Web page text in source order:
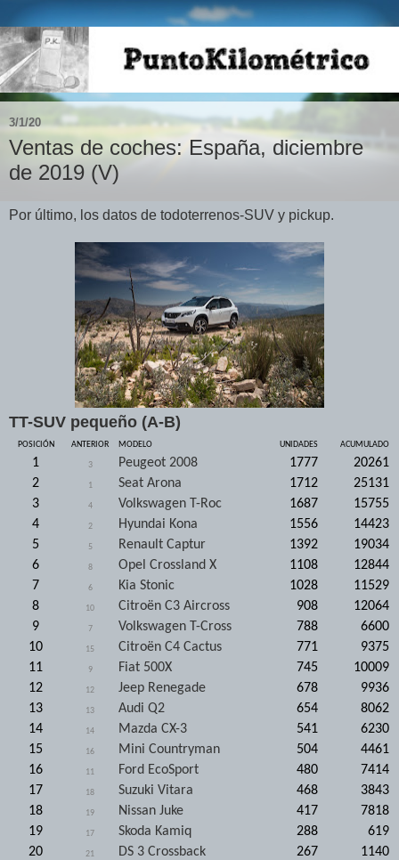
3/1/20
Ventas de coches: España, diciembre
de 2019 (V)
Por último, los datos de todoterrenos-SUV y pickup.
TT-SUV pequeño (A-B)
POSICIÓN ANTERIOR MODELO UNIDADES ACUMULADO
1 3 Peugeot 2008 1777
20261
2
1 Seat Arona 1712
25131
3
4 Volkswagen T-Roc 1687
15755
4
2 Hyundai Kona 1556
14423
5
5 Renault Captur 1392
19034
6
8 Opel Crossland X 1108
12844
7
6 Kia Stonic 1028
11529
8
10 Citroën C3 Aircross 908
12064
9
7 Volkswagen T-Cross 788
6600
10
15 Citroën C4 Cactus 771
9375
11
9 Fiat 500X 745
10009
12
12 Jeep Renegade 678
9936
13
13 Audi Q2 654
8062
14
14 Mazda CX-3 541
6230
15
16 Mini Countryman 504
4461
16
11 Ford EcoSport 480
7414
17
18 Suzuki Vitara 468
3843
18
19 Nissan Juke 417
7818
19
17 Skoda Kamiq 288
619
20
21 DS 3 Crossback 267
1140